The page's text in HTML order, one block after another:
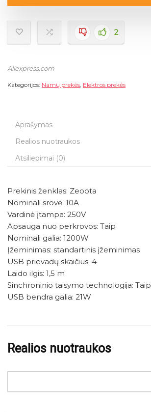
2
Aliexpress.com
Kategorijos: Namų prekės, Elektros prekės
Aprašymas
Realios nuotraukos
Atsiliepimai (0)
Prekinis ženklas: Zeoota
Nominali srovė: 10A
Vardinė įtampa: 250V
Apsauga nuo perkrovos: Taip
Nominali galia: 1200W
Įžeminimas: standartinis įžeminimas
USB prievadų skaičius: 4
Laido ilgis: 1,5 m
Sinchroninio taisymo technologija: Taip
USB bendra galia: 21W
Realios nuotraukos